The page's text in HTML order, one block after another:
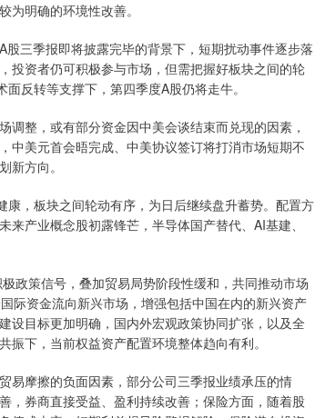
明确的环境性改善。
三季报即将披露完毕的背景下，短期扰动事件逐步落
投资者仍可积极参与市场，但需把握好板块之间的轮
反转等支撑下，第四季度A股仍将走牛。
整，或有部分资金因中美会谈结束而兑现的因素，
中美元首会晤完成、中美协议签订将打消市场短期不
新方向。
，板块之间轮动有序，为日后继续盘升蓄势。配置方
产业概念股初露锋芒，半导体国产替代、AI基建、
策信号，叠加贸易局势阶段性缓和，共同推动市场
际资金流向新兴市场，增强包括中国在内的新兴资产
设目标更加明确，国内外宏观政策协同扩张，以及全
下，当前权益资产配置环境整体趋向有利。
摩擦的负面因素，部分公司三季报业绩承压的情
，券商直接受益、盈利持续改善；保险方面，随着股